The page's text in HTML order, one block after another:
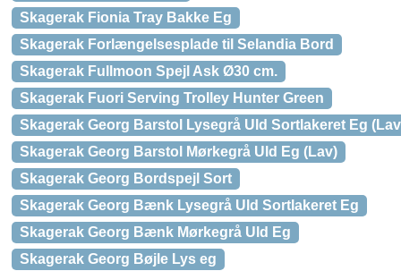
Skagerak Fionia Tray Bakke Eg
Skagerak Forlængelsesplade til Selandia Bord
Skagerak Fullmoon Spejl Ask Ø30 cm.
Skagerak Fuori Serving Trolley Hunter Green
Skagerak Georg Barstol Lysegrå Uld Sortlakeret Eg
Skagerak Georg Barstol Mørkegrå Uld Eg (Lav)
Skagerak Georg Bordspejl Sort
Skagerak Georg Bænk Lysegrå Uld Sortlakeret Eg
Skagerak Georg Bænk Mørkegrå Uld Eg
Skagerak Georg Bøjle Lys eg